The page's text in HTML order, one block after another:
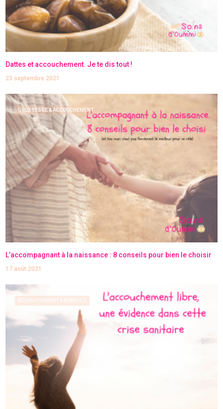
Dattes et accouchement. Je te dis tout !
23 septembre 2021
GROSSESSE & ACCOUCHEMENT
L’accompagnant à la naissance : 8 conseils pour bien le choisir
17 août 2021
ACCOUCHEMENT À DOMICILE